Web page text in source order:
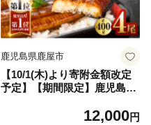
鹿児島県鹿屋市
【10/1(木)より寄附金額改定
予定】【期間限定】鹿児島県
12,000円